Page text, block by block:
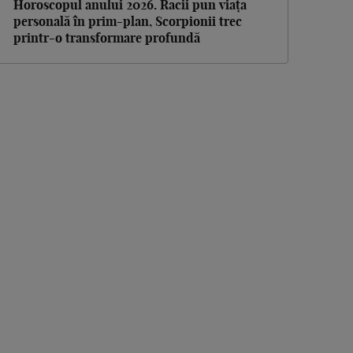
Horoscopul anului 2026. Racii pun viața
personală în prim-plan, Scorpionii trec
printr-o transformare profundă